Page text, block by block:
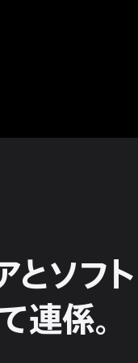
とソフ
連係。